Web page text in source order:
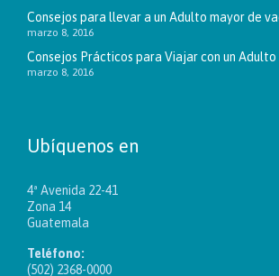
Consejos para llevar a un Adulto mayor de
marzo 8, 2016
Consejos Prácticos para Viajar con un
marzo 8, 2016
Ubíquenos en
4ª Avenida 22-41
Zona 14
Guatemala
Teléfono:
(502) 2368-0000